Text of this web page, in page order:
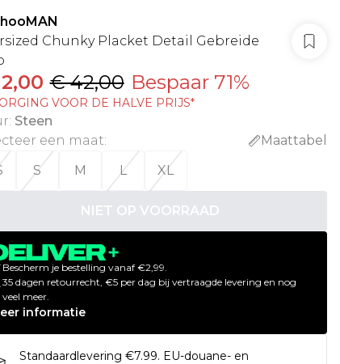
Chunky Placket Detail Gebreide
€ 42,00 Bespaar 71%
VOOR DE HALVE PRIJS*
: Steen
een maat:
Maattabel
S M L XL
NIET OP VOORRAAD
Bescherm je bestelling vanaf €2,99.
35 dagen retourrecht, €5 per dag bij vertraagde levering en nog
veel meer.
informatie
Standaardlevering €7.99. EU-douane- en